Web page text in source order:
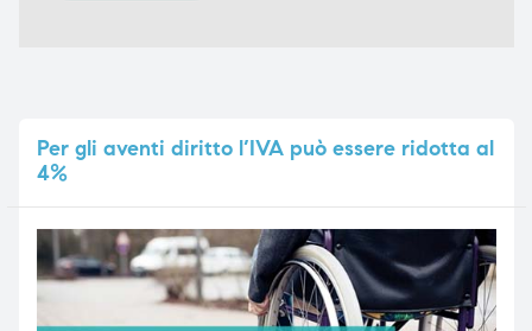
Pergli aventi diritto l’IVA può essere ridotta al
4%